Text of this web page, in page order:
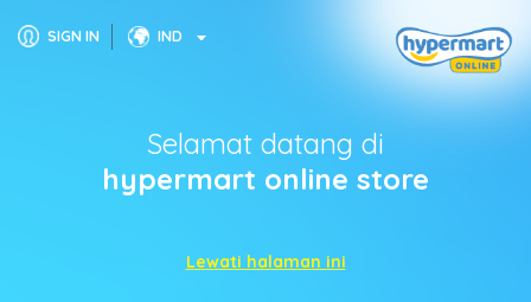
SIGN IN IND
Selamat datang di
hypermart online store
Lewati halaman ini